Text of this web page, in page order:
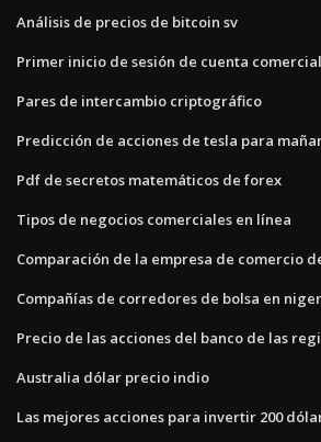
Análisis de precios de bitcoin sv
Primer inicio de sesión de cuenta comercial
Pares de intercambio criptográfico
Predicción de acciones de tesla para
Pdf de secretos matemáticos de forex
Tipos de negocios comerciales en línea
Comparación de la empresa de comercio
Compañías de corredores de bolsa en
Precio de las acciones del banco de las
Australia dólar precio indio
Las mejores acciones para invertir 200